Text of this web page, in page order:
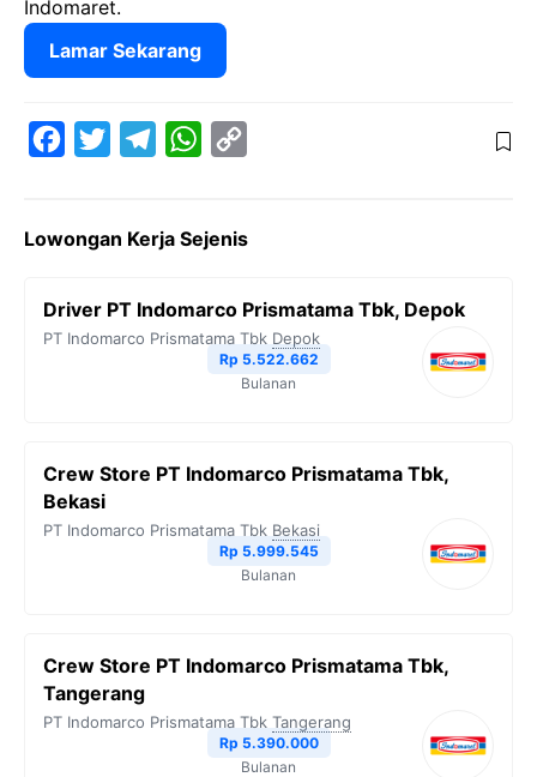
Indomaret.
Lamar Sekarang
e
o
t
e
e
r
W
t
A
y
i
n
k
Lowongan Kerja Sejenis
Driver PT Indomarco Prismatama Tbk, Depok
PT Indomarco Prismatama Tbk Depok
Rp 5.522.662
Bulanan
Crew Store PT Indomarco Prismatama Tbk,
Bekasi
PT Indomarco Prismatama Tbk Bekasi
Rp 5.999.545
Bulanan
Crew Store PT Indomarco Prismatama Tbk,
Tangerang
PT Indomarco Prismatama Tbk Tangerang
Rp 5.390.000
Bulanan